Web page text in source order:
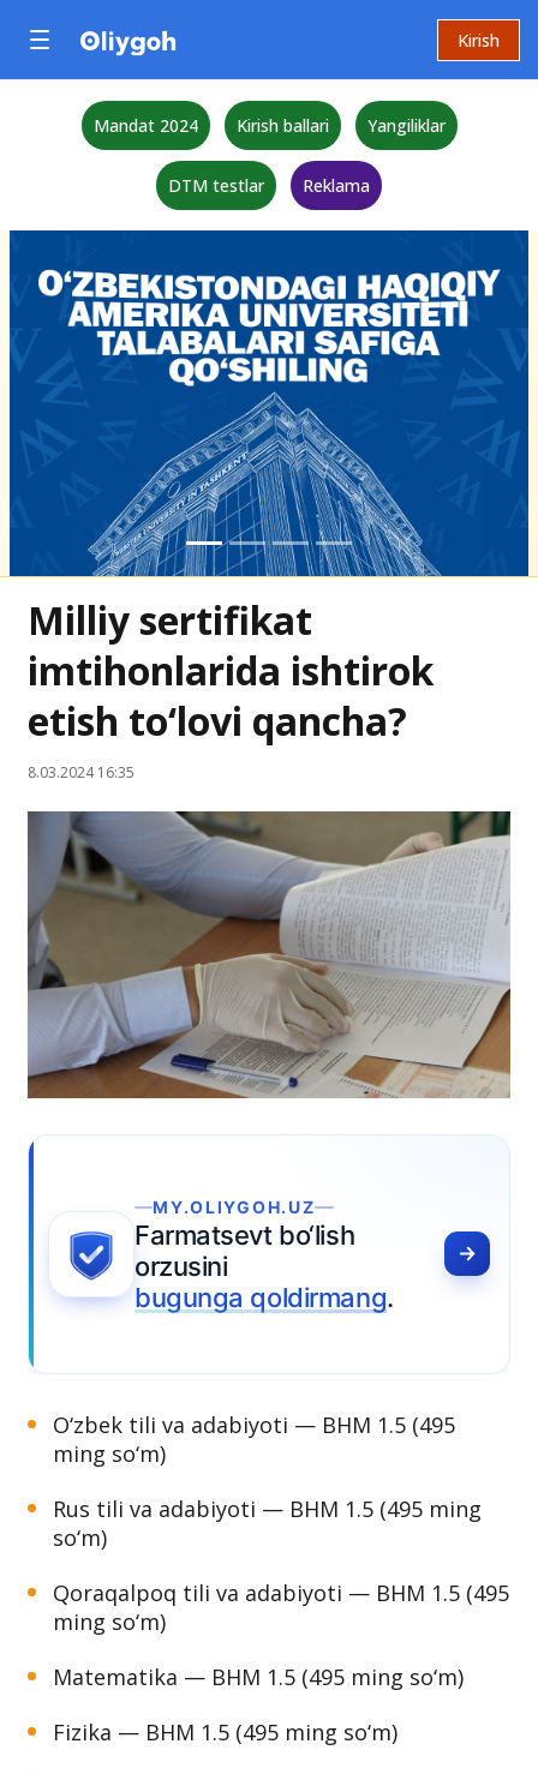
Kirish
Mandat 2024 Kirish ballari Yangiliklar
DTM testlar Reklama
Milliy sertifikat
imtihonlarida ishtirok
etish to‘lovi qancha?
8.03.2024 16:35
MY.OLIYGOH.UZ
Farmatsevt bo‘lish
orzusini
bugunga qoldirmang.
O‘zbek tili va adabiyoti — BHM 1.5 (495
ming so‘m)
Rus tili va adabiyoti — BHM 1.5 (495 ming
so‘m)
Qoraqalpoq tili va adabiyoti — BHM 1.5 (495